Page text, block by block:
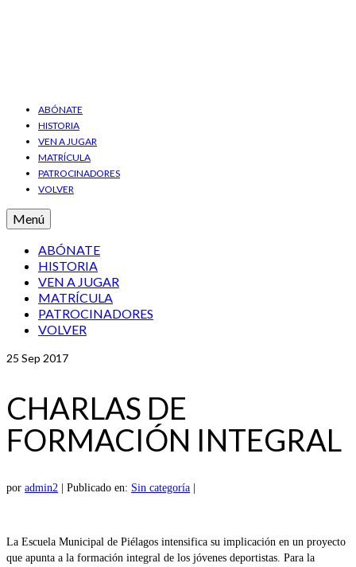
ABÓNATE
HISTORIA
VEN A JUGAR
MATRÍCULA
PATROCINADORES
VOLVER
Menú
ABÓNATE
HISTORIA
VEN A JUGAR
MATRÍCULA
PATROCINADORES
VOLVER
25 Sep 2017
CHARLAS DE
FORMACIÓN INTEGRAL
por admin2 Publicado en: Sin categoría
La Escuela Municipal de Piélagos intensifica su implicación en un proyecto
que apunta a la formación integral de los jóvenes deportistas. Para la